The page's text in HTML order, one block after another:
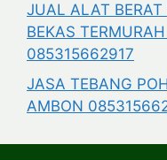
JUAL ALAT BERAT
BEKAS
085315662917
JASA TEBANG
AMBON